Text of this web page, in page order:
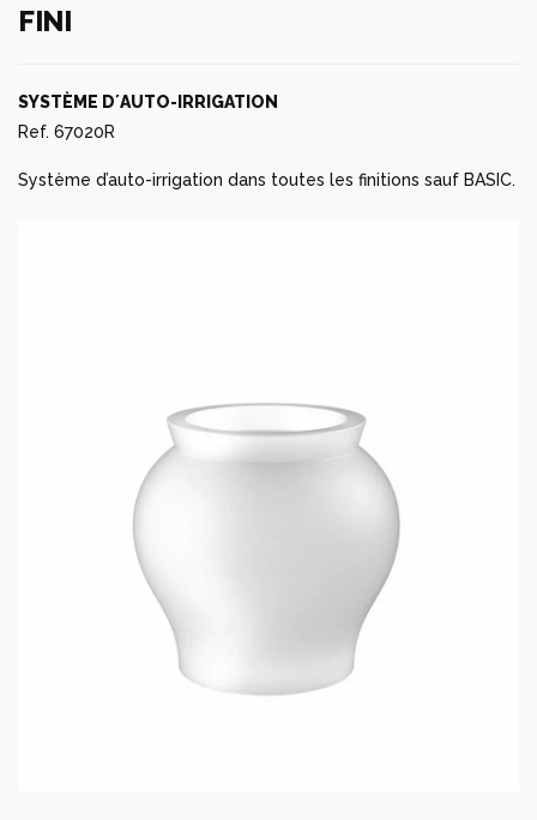
FINI
SYSTÈME D´AUTO-IRRIGATION
Ref. 67020R
Système d’auto-irrigation dans toutes les finitions sauf BASIC.